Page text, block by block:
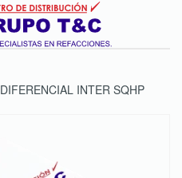
INTER SQHP